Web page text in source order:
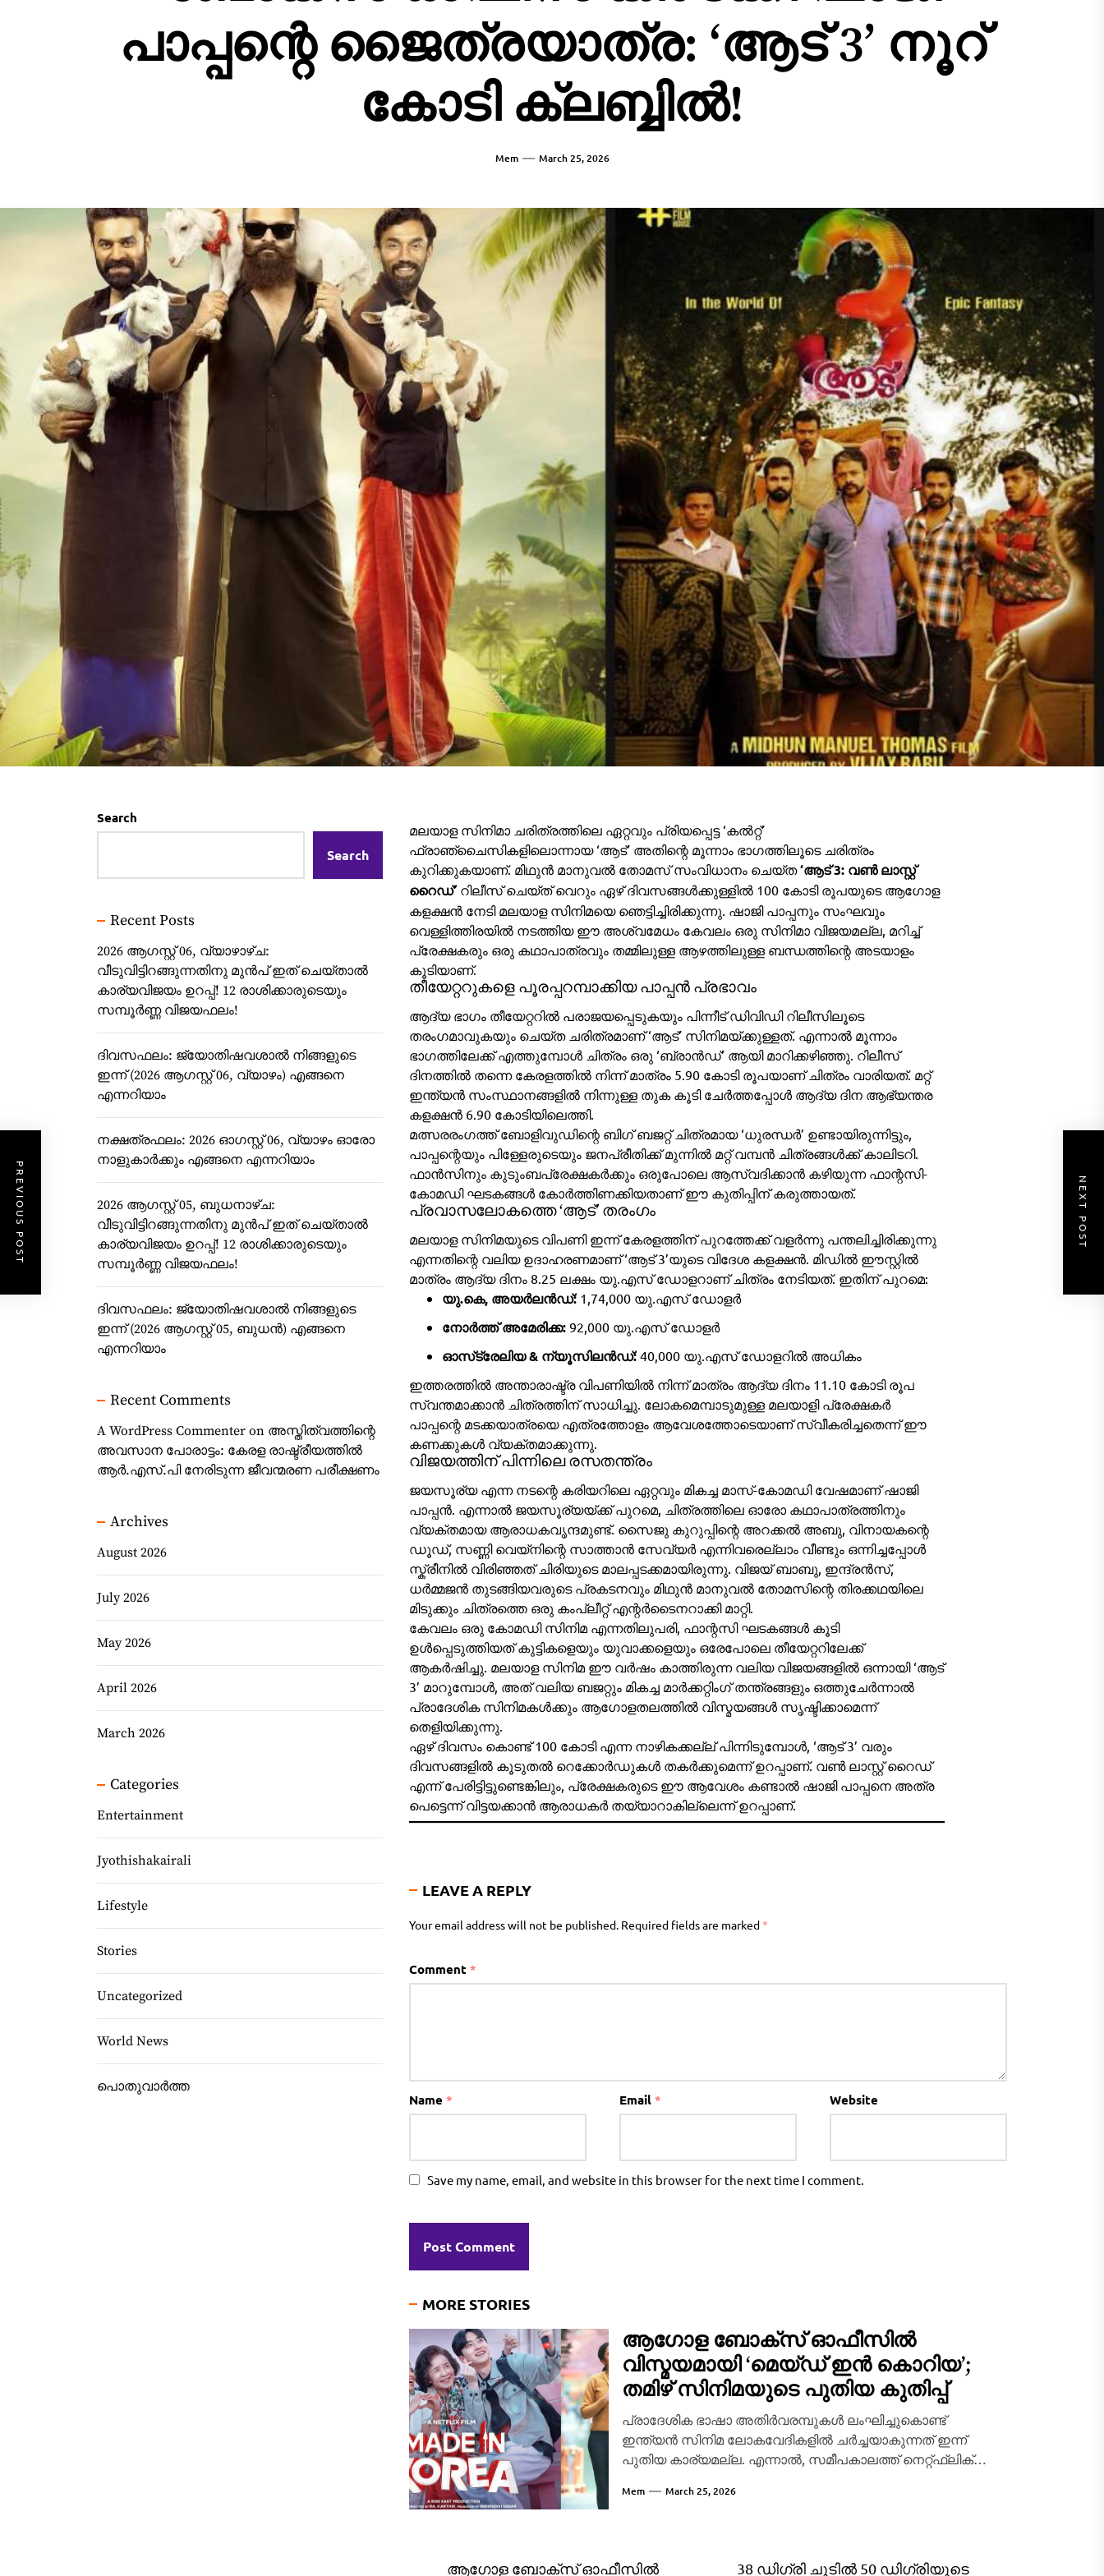
പാപ്പന്റെ ജൈത്രയാത്ര: ‘ആട് 3’ നൂറ്
കോടി ക്ലബ്ബിൽ!
Mem March 25, 2026
മലയാള സിനിമാ ചരിത്രത്തിലെ ഏറ്റവും പ്രിയപ്പെട്ട ‘കൽറ്റ്’
ഫ്രാഞ്ചൈസികളിലൊന്നായ ‘ആട്’ അതിന്റെ മൂന്നാം ഭാഗത്തിലൂടെ ചരിത്രം
കുറിക്കുകയാണ്. മിഥുൻ മാനുവൽ തോമസ് സംവിധാനം ചെയ്ത‘ആട് 3: വൺ ലാസ്റ്റ്
റൈഡ്’റിലീസ് ചെയ്ത് വെറും ഏഴ് ദിവസങ്ങൾക്കുള്ളിൽ 100 കോടി രൂപയുടെ ആഗോള
കളക്ഷൻ നേടി മലയാള സിനിമയെ ഞെട്ടിച്ചിരിക്കുന്നു. ഷാജി പാപ്പനും സംഘവും
വെള്ളിത്തിരയിൽ നടത്തിയ ഈ അശ്വമേധം കേവലം ഒരു സിനിമാ വിജയമല്ല, മറിച്ച്
പ്രേക്ഷകരും ഒരു കഥാപാത്രവും തമ്മിലുള്ള ആഴത്തിലുള്ള ബന്ധത്തിന്റെ അടയാളം
കൂടിയാണ്.
തീയേറ്ററുകളെ പൂരപ്പറമ്പാക്കിയ പാപ്പൻ പ്രഭാവം
ആദ്യ ഭാഗം തീയേറ്ററിൽ പരാജയപ്പെടുകയും പിന്നീട് ഡിവിഡി റിലീസിലൂടെ
തരംഗമാവുകയും ചെയ്ത ചരിത്രമാണ് ‘ആട്’ സിനിമയ്ക്കുള്ളത്. എന്നാൽ മൂന്നാം
ഭാഗത്തിലേക്ക് എത്തുമ്പോൾ ചിത്രം ഒരു ‘ബ്രാൻഡ്’ ആയി മാറിക്കഴിഞ്ഞു. റിലീസ്
ദിനത്തിൽ തന്നെ കേരളത്തിൽ നിന്ന് മാത്രം 5.90 കോടി രൂപയാണ് ചിത്രം വാരിയത്. മറ്റ്
ഇന്ത്യൻ സംസ്ഥാനങ്ങളിൽ നിന്നുള്ള തുക കൂടി ചേർത്തപ്പോൾ ആദ്യ ദിന ആഭ്യന്തര
കളക്ഷൻ 6.90 കോടിയിലെത്തി.
മത്സരരംഗത്ത് ബോളിവുഡിന്റെ ബിഗ് ബജറ്റ് ചിത്രമായ ‘ധുരന്ധർ’ ഉണ്ടായിരുന്നിട്ടും,
പാപ്പന്റെയും പിള്ളേരുടെയും ജനപ്രീതിക്ക് മുന്നിൽ മറ്റ് വമ്പൻ ചിത്രങ്ങൾക്ക് കാലിടറി.
ഫാൻസിനും കുടുംബപ്രേക്ഷകർക്കും ഒരുപോലെ ആസ്വദിക്കാൻ കഴിയുന്ന ഫാന്റസി-
കോമഡി ഘടകങ്ങൾ കോർത്തിണക്കിയതാണ് ഈ കുതിപ്പിന് കരുത്തായത്.
പ്രവാസലോകത്തെ ‘ആട്’ തരംഗം
മലയാള സിനിമയുടെ വിപണി ഇന്ന് കേരളത്തിന് പുറത്തേക്ക് വളർന്നു പന്തലിച്ചിരിക്കുന്നു
എന്നതിന്റെ വലിയ ഉദാഹരണമാണ് ‘ആട് 3’യുടെ വിദേശ കളക്ഷൻ. മിഡിൽ ഈസ്റ്റിൽ
മാത്രം ആദ്യ ദിനം 8.25 ലക്ഷം യു.എസ് ഡോളറാണ് ചിത്രം നേടിയത്. ഇതിന് പുറമെ:
യു.കെ, അയർലൻഡ്:1,74,000 യു.എസ് ഡോളർ
നോർത്ത് അമേരിക്ക:92,000 യു.എസ് ഡോളർ
ഓസ്‌ട്രേലിയ & ന്യൂസിലൻഡ്:40,000 യു.എസ് ഡോളറിൽ അധികം
ഇത്തരത്തിൽ അന്താരാഷ്ട്ര വിപണിയിൽ നിന്ന് മാത്രം ആദ്യ ദിനം 11.10 കോടി രൂപ
സ്വന്തമാക്കാൻ ചിത്രത്തിന് സാധിച്ചു. ലോകമെമ്പാടുമുള്ള മലയാളി പ്രേക്ഷകർ
പാപ്പന്റെ മടക്കയാത്രയെ എത്രത്തോളം ആവേശത്തോടെയാണ് സ്വീകരിച്ചതെന്ന് ഈ
കണക്കുകൾ വ്യക്തമാക്കുന്നു.
വിജയത്തിന് പിന്നിലെ രസതന്ത്രം
ജയസൂര്യ എന്ന നടന്റെ കരിയറിലെ ഏറ്റവും മികച്ച മാസ്-കോമഡി വേഷമാണ് ഷാജി
പാപ്പൻ. എന്നാൽ ജയസൂര്യയ്ക്ക് പുറമെ, ചിത്രത്തിലെ ഓരോ കഥാപാത്രത്തിനും
വ്യക്തമായ ആരാധകവൃന്ദമുണ്ട്. സൈജു കുറുപ്പിന്റെ അറക്കൽ അബു, വിനായകന്റെ
ഡൂഡ്, സണ്ണി വെയ്‌നിന്റെ സാത്താൻ സേവ്യർ എന്നിവരെല്ലാം വീണ്ടും ഒന്നിച്ചപ്പോൾ
സ്ക്രീനിൽ വിരിഞ്ഞത് ചിരിയുടെ മാലപ്പടക്കമായിരുന്നു. വിജയ് ബാബു, ഇന്ദ്രൻസ്,
ധർമ്മജൻ തുടങ്ങിയവരുടെ പ്രകടനവും മിഥുൻ മാനുവൽ തോമസിന്റെ തിരക്കഥയിലെ
മിടുക്കും ചിത്രത്തെ ഒരു കംപ്ലീറ്റ് എന്റർടൈനറാക്കി മാറ്റി.
കേവലം ഒരു കോമഡി സിനിമ എന്നതിലുപരി, ഫാന്റസി ഘടകങ്ങൾ കൂടി
ഉൾപ്പെടുത്തിയത് കുട്ടികളെയും യുവാക്കളെയും ഒരേപോലെ തീയേറ്ററിലേക്ക്
ആകർഷിച്ചു. മലയാള സിനിമ ഈ വർഷം കാത്തിരുന്ന വലിയ വിജയങ്ങളിൽ ഒന്നായി ‘ആട്
3’ മാറുമ്പോൾ, അത് വലിയ ബജറ്റും മികച്ച മാർക്കറ്റിംഗ് തന്ത്രങ്ങളും ഒത്തുചേർന്നാൽ
പ്രാദേശിക സിനിമകൾക്കും ആഗോളതലത്തിൽ വിസ്മയങ്ങൾ സൃഷ്ടിക്കാമെന്ന്
തെളിയിക്കുന്നു.
ഏഴ് ദിവസം കൊണ്ട് 100 കോടി എന്ന നാഴികക്കല്ല് പിന്നിടുമ്പോൾ, ‘ആട് 3’ വരും
ദിവസങ്ങളിൽ കൂടുതൽ റെക്കോർഡുകൾ തകർക്കുമെന്ന് ഉറപ്പാണ്. വൺ ലാസ്റ്റ് റൈഡ്
എന്ന് പേരിട്ടിട്ടുണ്ടെങ്കിലും, പ്രേക്ഷകരുടെ ഈ ആവേശം കണ്ടാൽ ഷാജി പാപ്പനെ അത്ര
പെട്ടെന്ന് വിട്ടയക്കാൻ ആരാധകർ തയ്യാറാകില്ലെന്ന് ഉറപ്പാണ്.
LEAVE A REPLY
Your email address will not be published. Required fields are marked*
Comment *
Name * Email * Website
Save my name, email, and website in this browser for the next time I comment.
PREVIOUS POST NEXT POST
MORE STORIES
ആഗോള ബോക്സ് ഓഫീസിൽ
വിസ്മയമായി ‘മെയ്ഡ് ഇൻ കൊറിയ’;
തമിഴ് സിനിമയുടെ പുതിയ കുതിപ്പ്
പ്രാദേശിക ഭാഷാ അതിർവരമ്പുകൾ ലംഘിച്ചുകൊണ്ട്
ഇന്ത്യൻ സിനിമ ലോകവേദികളിൽ ചർച്ചയാകുന്നത് ഇന്ന്
പുതിയ കാര്യമല്ല. എന്നാൽ, സമീപകാലത്ത് നെറ്റ്ഫ്ലിക്സ്
Mem March 25, 2026
ആഗോള ബോക്സ് ഓഫീസിൽ 38 ഡിഗ്രി ചൂടിൽ 50 ഡിഗ്രിയുടെ
Search
Search
Recent Posts
2026 ആഗസ്റ്റ് 06, വ്യാഴാഴ്‌ച:
വീടുവിട്ടിറങ്ങുന്നതിനു മുൻപ് ഇത് ചെയ്താൽ
കാര്യവിജയം ഉറപ്പ്! 12 രാശിക്കാരുടെയും
സമ്പൂർണ്ണ വിജയഫലം!
ദിവസഫലം: ജ്യോതിഷവശാൽ നിങ്ങളുടെ
ഇന്ന്‌ (2026 ആഗസ്റ്റ് 06, വ്യാഴം) എങ്ങനെ
എന്നറിയാം
നക്ഷത്രഫലം: 2026 ഓഗസ്റ്റ് 06, വ്യാഴം ഓരോ
നാളുകാർക്കും എങ്ങനെ എന്നറിയാം
2026 ആഗസ്റ്റ് 05, ബുധനാഴ്ച:
വീടുവിട്ടിറങ്ങുന്നതിനു മുൻപ് ഇത് ചെയ്താൽ
കാര്യവിജയം ഉറപ്പ്! 12 രാശിക്കാരുടെയും
സമ്പൂർണ്ണ വിജയഫലം!
ദിവസഫലം: ജ്യോതിഷവശാൽ നിങ്ങളുടെ
ഇന്ന്‌ (2026 ആഗസ്റ്റ് 05, ബുധൻ) എങ്ങനെ
എന്നറിയാം
Recent Comments
A WordPress Commenter on അസ്തിത്വത്തിന്റെ
അവസാന പോരാട്ടം: കേരള രാഷ്ട്രീയത്തിൽ
ആർ.എസ്.പി നേരിടുന്ന ജീവന്മരണ പരീക്ഷണം
Archives
August 2026
July 2026
May 2026
April 2026
March 2026
Categories
Entertainment
Jyothishakairali
Lifestyle
Stories
Uncategorized
World News
പൊതുവാർത്ത